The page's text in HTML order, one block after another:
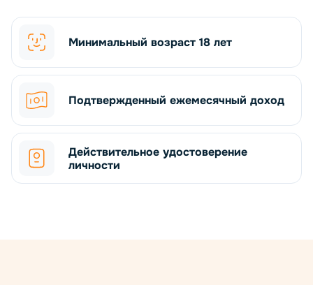
Минимальный возраст 18 лет
Подтвержденный ежемесячный доход
Действительное удостоверение
личности